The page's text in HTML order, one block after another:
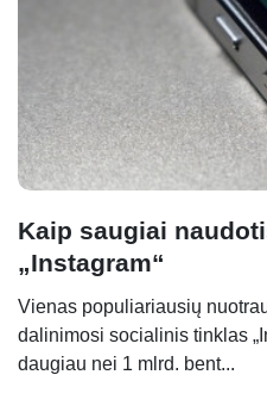
Kaip saugiai
„Instagram“
Vienas populiariausių
dalinimosi socialinis tinklas
daugiau nei 1 mlrd. bent...